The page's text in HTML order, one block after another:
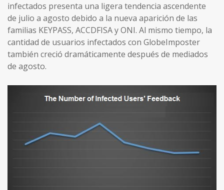
infectados presenta una ligera tendencia ascendente
de julio a agosto debido a la nueva aparición de las
familias KEYPASS, ACCDFISA y ONI. Al mismo tiempo, la
cantidad de usuarios infectados con GlobeImposter
también creció dramáticamente después de mediados
de agosto.